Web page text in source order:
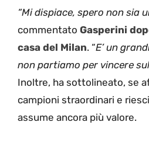
“Mi dispiace, spero non sia
commentato Gasperini
casa del Milan. “E’ un
non partiamo per vincere
Inoltre, ha sottolineato, se
campioni straordinari e
assume ancora più valore.